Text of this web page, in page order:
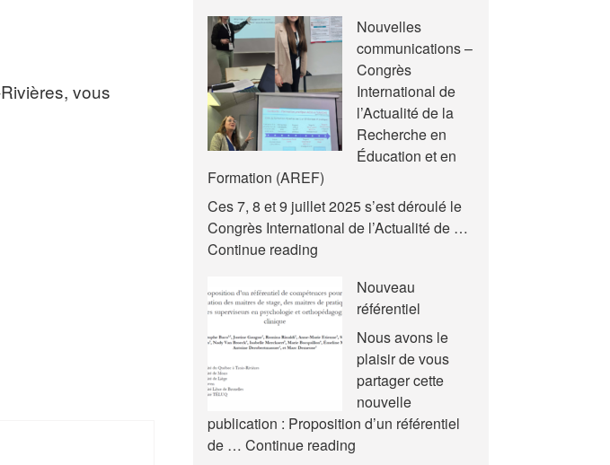
vous
pédagogique
Nouvelles
communications –
Congrès
International de
l’Actualité de la
Recherche en
Éducation et en
Formation (AREF)
Ces 7, 8 et 9 juillet 2025 s’est déroulé le
Congrès International de l’Actualité de …
Continue reading
–
Congrès
International
l’Actualité
la
Recherche
Nouveau
référentiel
Nous avons le
plaisir de vous
partager cette
nouvelle
publication : Proposition d’un référentiel
de …Continue reading